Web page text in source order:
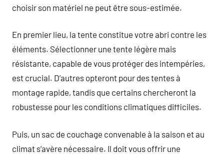
choisir son matériel ne peut être sous-estimée.
En premier lieu, la tente constitue votre abri contre les
éléments. Sélectionner une tente légère mais
résistante, capable de vous protéger des intempéries,
est crucial. D’autres opteront pour des tentes à
montage rapide, tandis que certains chercheront la
robustesse pour les conditions climatiques difficiles.
Puis, un sac de couchage convenable à la saison et au
climat s’avère nécessaire. Il doit vous offrir une